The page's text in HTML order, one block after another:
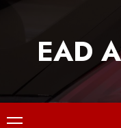
EAD
Primary